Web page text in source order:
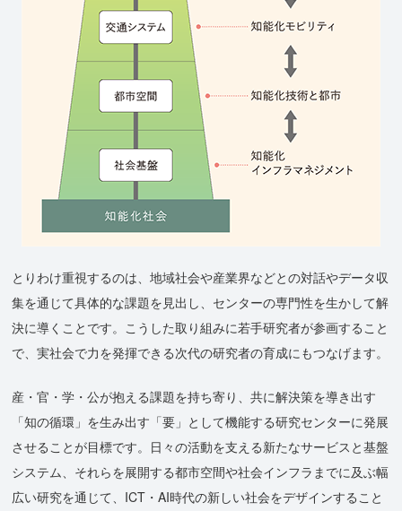
とりわけ重視するのは、地域社会や産業界などとの対話やデータ収
集を通じて具体的な課題を見出し、センターの専門性を生かして解
決に導くことです。こうした取り組みに若手研究者が参画すること
で、実社会で力を発揮できる次代の研究者の育成にもつなげます。
産・官・学・公が抱える課題を持ち寄り、共に解決策を導き出す
「知の循環」を生み出す「要」として機能する研究センターに発展
させることが目標です。日々の活動を支える新たなサービスと基盤
システム、それらを展開する都市空間や社会インフラまでに及ぶ幅
広い研究を通じて、ICT・AI時代の新しい社会をデザインすること